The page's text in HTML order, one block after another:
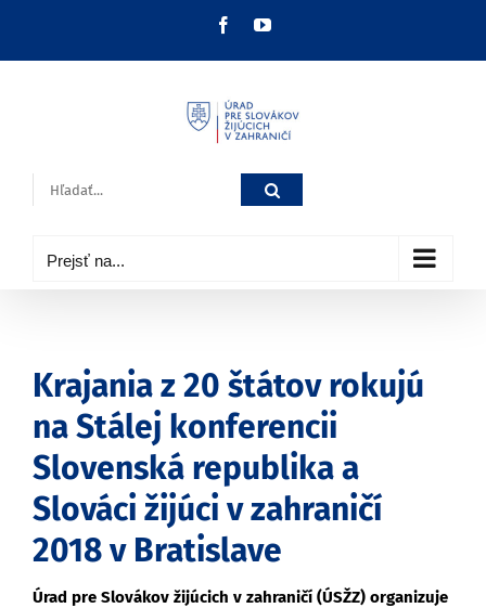
FacebookYouTube
Hľadať:
Prejsť na...
Krajania z 20 štátov rokujú
na Stálej konferencii
Slovenská republika a
Slováci žijúci v zahraničí
2018 v Bratislave
Úrad pre Slovákov žijúcich v zahraničí (ÚSŽZ) organizuje